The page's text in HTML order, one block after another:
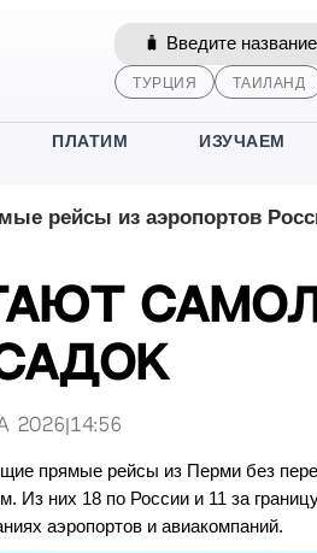
ТУРЦИЯ ТАИЛАНД
ПЛАТИМ ИЗУЧАЕМ
рейсы из аэропортов
2026 14:56
прямые рейсы из Перми без
Из них 18 по России и 11 за
аэропортов и авиакомпаний.